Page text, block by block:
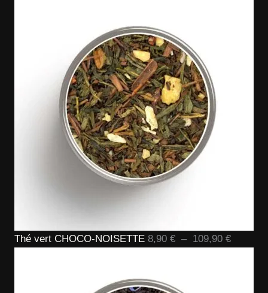
Thé vert CHOCO-NOISETTE 8,90 € – 109,90 €Plage